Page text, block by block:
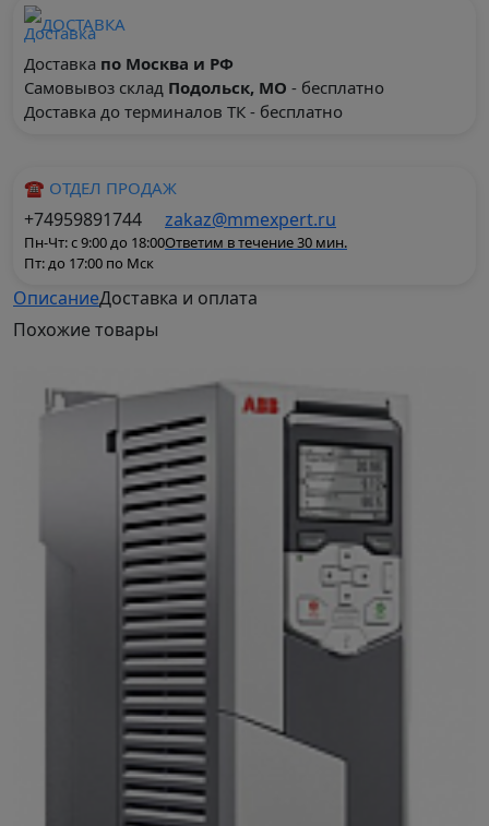
ДОСТАВКА
Доставка по Москва и РФ
Самовывоз склад Подольск, МО - бесплатно
Доставка до терминалов ТК - бесплатно
☎ ОТДЕЛ ПРОДАЖ
+74959891744
Пн-Чт: с 9:00 до 18:00
Пт: до 17:00 по Мск
zakaz@mmexpert.ru
Ответим в течение 30 мин.
ОписаниеДоставка и оплата
Частотный преобразователь ABB ACS580-01-430A-
Преобразователи серии ACS580 созданы в
качестве управления различными механизмами
с электро приводом в разных промышленных
сферах, не нуждающихся в сложных настройках и
первом запуске.
Отличительные особенности
- Панель управления позволяет задавать
параметры с помощью ассистентов настройки и
осуществлять конфигурирование привода
быстро и качественно
- Оптимизатор энергопотребления и счетчики
энергопотребления позволяют непрерывно
отлеживать затраты электроэнергии и
оптимизировать работу преобразователя
Похожие товары